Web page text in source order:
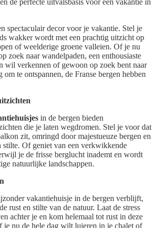
de perfecte uitvalsbasis voor een vakantie in
spectaculair decor voor je vakantie. Stel je
wakker wordt met een prachtig uitzicht op
of weelderige groene valleien. Of je nu
zoek naar wandelpaden, een enthousiaste
wil verkennen of gewoon op zoek bent naar
om te ontspannen, de Franse bergen hebben
in de bergen bieden
die je laten wegdromen. Stel je voor dat
zit, omringd door majestueuze bergen en
stilte. Of geniet van een verkwikkende
je de frisse berglucht inademt en wordt
natuurlijke landschappen.
vakantiehuisje in de bergen verblijft,
rust en stilte van de natuur. Laat de stress
achter je en kom helemaal tot rust in deze
je nu de hele dag wilt luieren in je chalet of